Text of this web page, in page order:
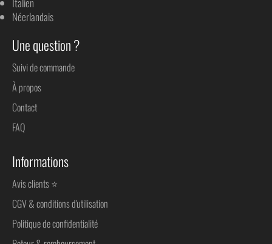
Néerlandais
Une question ?
Suivi de commande
À propos
Contact
FAQ
Informations
Avis clients ⭐
CGV & conditions d'utilisation
Politique de confidentialité